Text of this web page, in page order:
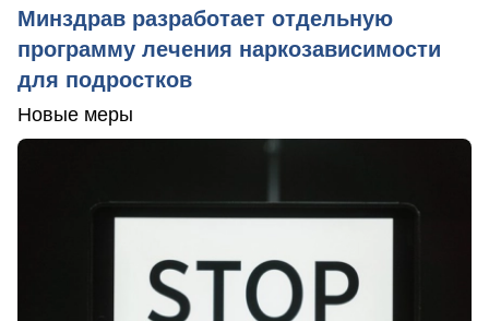
Минздрав разработает отдельную
программу лечения наркозависимости
для подростков
Новые меры